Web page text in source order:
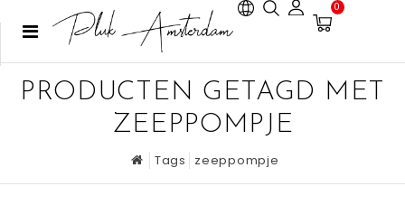
0
PRODUCTEN GETAGD MET
ZEEPPOMPJE
Tags zeeppompje